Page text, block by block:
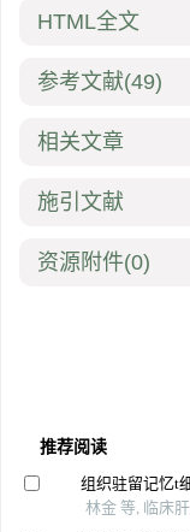
HTML全文
参考文献(49)
相关文章
施引文献
资源附件(0)
推荐阅读
组织驻留记忆t
林金 等, 临床